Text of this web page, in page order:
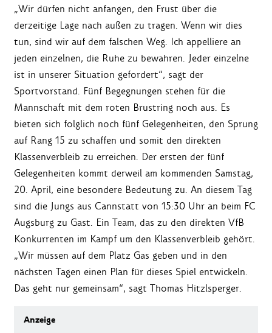
„Wir dürfen nicht anfangen, den Frust über die
derzeitige Lage nach außen zu tragen. Wenn wir dies
tun, sind wir auf dem falschen Weg. Ich appelliere an
jeden einzelnen, die Ruhe zu bewahren. Jeder einzelne
ist in unserer Situation gefordert“, sagt der
Sportvorstand. Fünf Begegnungen stehen für die
Mannschaft mit dem roten Brustring noch aus. Es
bieten sich folglich noch fünf Gelegenheiten, den Sprung
auf Rang 15 zu schaffen und somit den direkten
Klassenverbleib zu erreichen. Der ersten der fünf
Gelegenheiten kommt derweil am kommenden Samstag,
20. April, eine besondere Bedeutung zu. An diesem Tag
sind die Jungs aus Cannstatt von 15:30 Uhr an beim FC
Augsburg zu Gast. Ein Team, das zu den direkten VfB
Konkurrenten im Kampf um den Klassenverbleib gehört.
„Wir müssen auf dem Platz Gas geben und in den
nächsten Tagen einen Plan für dieses Spiel entwickeln.
Das geht nur gemeinsam“, sagt Thomas Hitzlsperger.